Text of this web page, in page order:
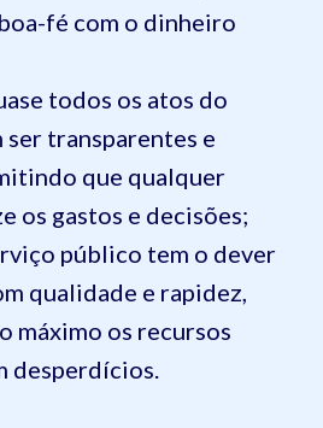
fé com o dinheiro
todos os atos do
transparentes e
que qualquer
os gastos e decisões;
público tem o dever
qualidade e rapidez,
máximo os recursos
desperdícios.